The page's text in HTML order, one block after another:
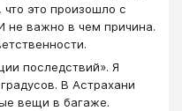
что это произошло с
не важно в чем причина.
последствий». Я
В Астрахани
вещи в багаже.